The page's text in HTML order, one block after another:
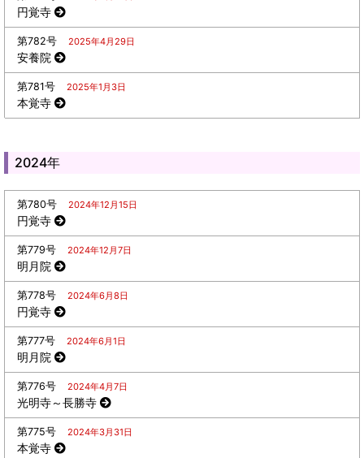
円覚寺
第782号 2025年4月29日
安養院
第781号 2025年1月3日
本覚寺
2024年
第780号 2024年12月15日
円覚寺
第779号 2024年12月7日
明月院
第778号 2024年6月8日
円覚寺
第777号 2024年6月1日
明月院
第776号 2024年4月7日
光明寺～長勝寺
第775号 2024年3月31日
本覚寺